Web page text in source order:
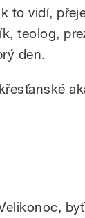
to vidí,
teolog,
den.